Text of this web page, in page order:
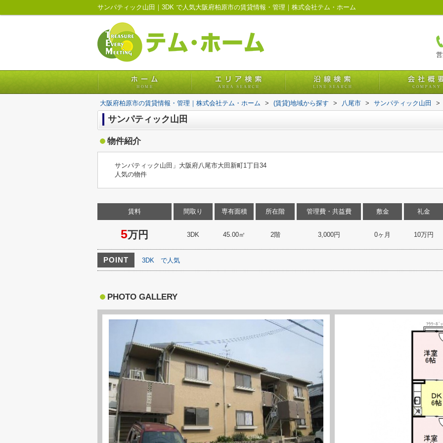
サンパティック山田｜3DK で人気大阪府柏原市の賃貸情報・管理｜株式会社テム・ホーム
大阪府柏原市の賃貸情報・管理｜株式会社テム・ホーム > (賃貸)地域から探す > 八尾市 > サンパティック山田 >
サンパティック山田
物件紹介
サンパティック山田」大阪府八尾市大田新町1丁目34
人気の物件
賃料
5万円
間取り
3DK
専有面積
45.00㎡
所在階
2階
管理費・共益費
3,000円
敷金
0ヶ月
礼金
10万円
POINT 3DK で人気
PHOTO GALLERY